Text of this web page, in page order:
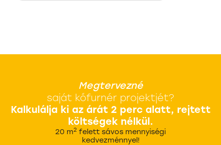
Megtervezné
saját kőfurnér projektjét?
Kalkulálja ki az árát 2 perc alatt, rejtett
költségek nélkül.
20 m2 felett sávos mennyiségi
kedvezménnyel!